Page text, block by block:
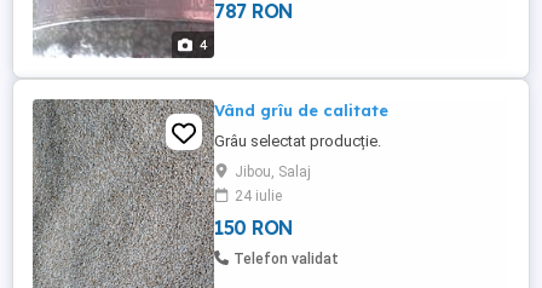
4
787 RON
Vând grîu de calitate
Grâu selectat producție.
Jibou, Salaj
24 iulie
150 RON
Telefon validat